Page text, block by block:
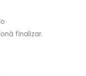
finalizar.